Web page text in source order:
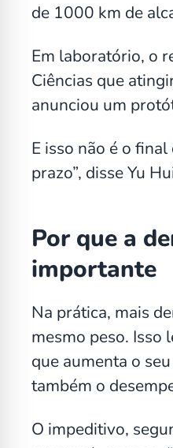
de 1000 km de
Em laboratório, o
Ciências que
anunciou um
E isso não é o
prazo”, disse Yu
Por que a
importante
Na prática, mais
mesmo peso. Isso
que aumenta o
também o
O impeditivo,